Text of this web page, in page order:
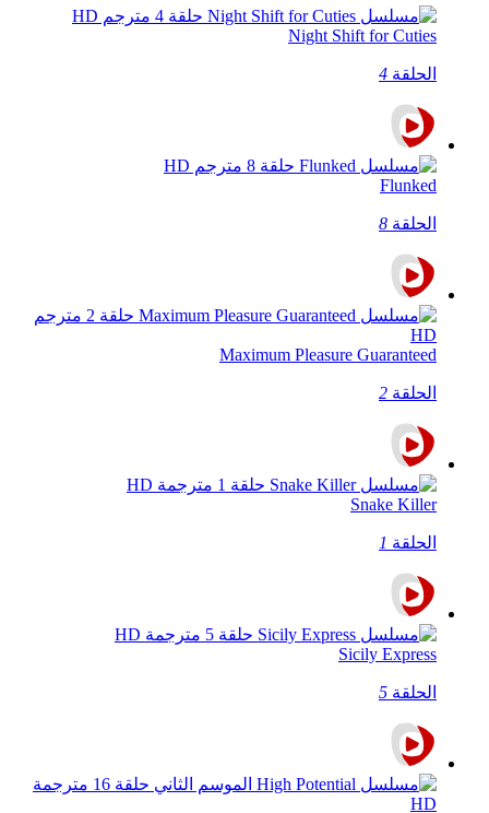
Night Shift for Cuties
الحلقة 4
Flunked
الحلقة 8
Maximum Pleasure Guaranteed
الحلقة 2
Snake Killer
الحلقة 1
Sicily Express
الحلقة 5